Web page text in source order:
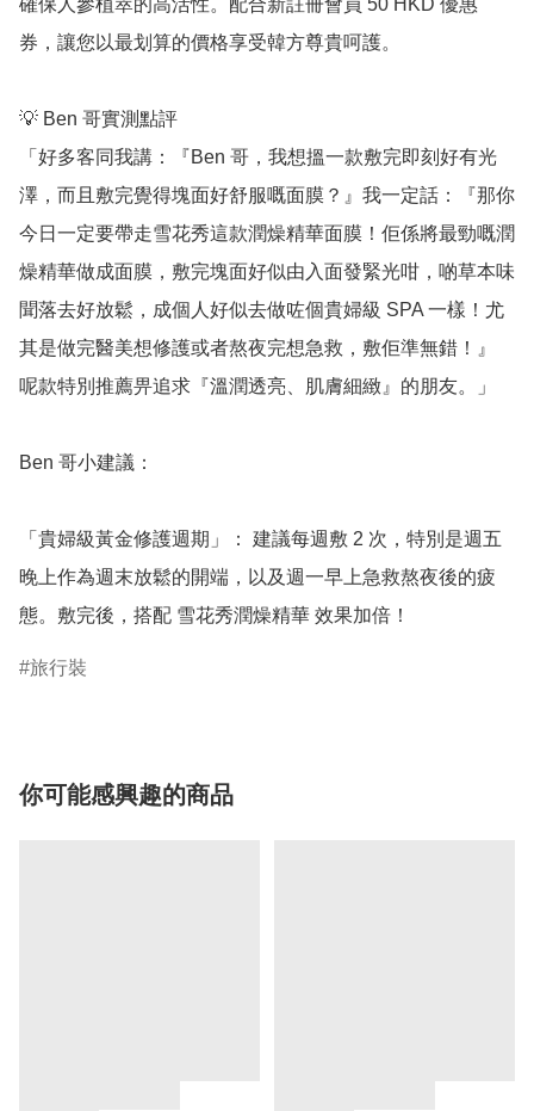
確保人參植萃的高活性。配合新註冊會員 50 HKD 優惠
券，讓您以最划算的價格享受韓方尊貴呵護。
💡 Ben 哥實測點評
「好多客同我講：『Ben 哥，我想搵一款敷完即刻好有光
澤，而且敷完覺得塊面好舒服嘅面膜？』我一定話：『那你
今日一定要帶走雪花秀這款潤燥精華面膜！佢係將最勁嘅潤
燥精華做成面膜，敷完塊面好似由入面發緊光咁，啲草本味
聞落去好放鬆，成個人好似去做咗個貴婦級 SPA 一樣！尤
其是做完醫美想修護或者熬夜完想急救，敷佢準無錯！』
呢款特別推薦畀追求『溫潤透亮、肌膚細緻』的朋友。」
Ben 哥小建議：
「貴婦級黃金修護週期」： 建議每週敷 2 次，特別是週五
晚上作為週末放鬆的開端，以及週一早上急救熬夜後的疲
態。敷完後，搭配 雪花秀潤燥精華 效果加倍！
旅行裝
你可能感興趣的商品